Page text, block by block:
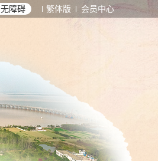
无障碍 繁体版 会员中心